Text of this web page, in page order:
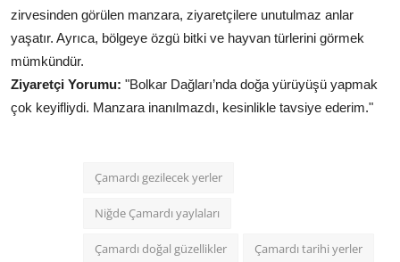
zirvesinden görülen manzara, ziyaretçilere unutulmaz anlar
yaşatır. Ayrıca, bölgeye özgü bitki ve hayvan türlerini görmek
mümkündür.
Ziyaretçi Yorumu: "Bolkar Dağları’nda doğa yürüyüşü yapmak
çok keyifliydi. Manzara inanılmazdı, kesinlikle tavsiye ederim."
Çamardı gezilecek yerler
Niğde Çamardı yaylaları
Çamardı doğal güzellikler Çamardı tarihi yerler